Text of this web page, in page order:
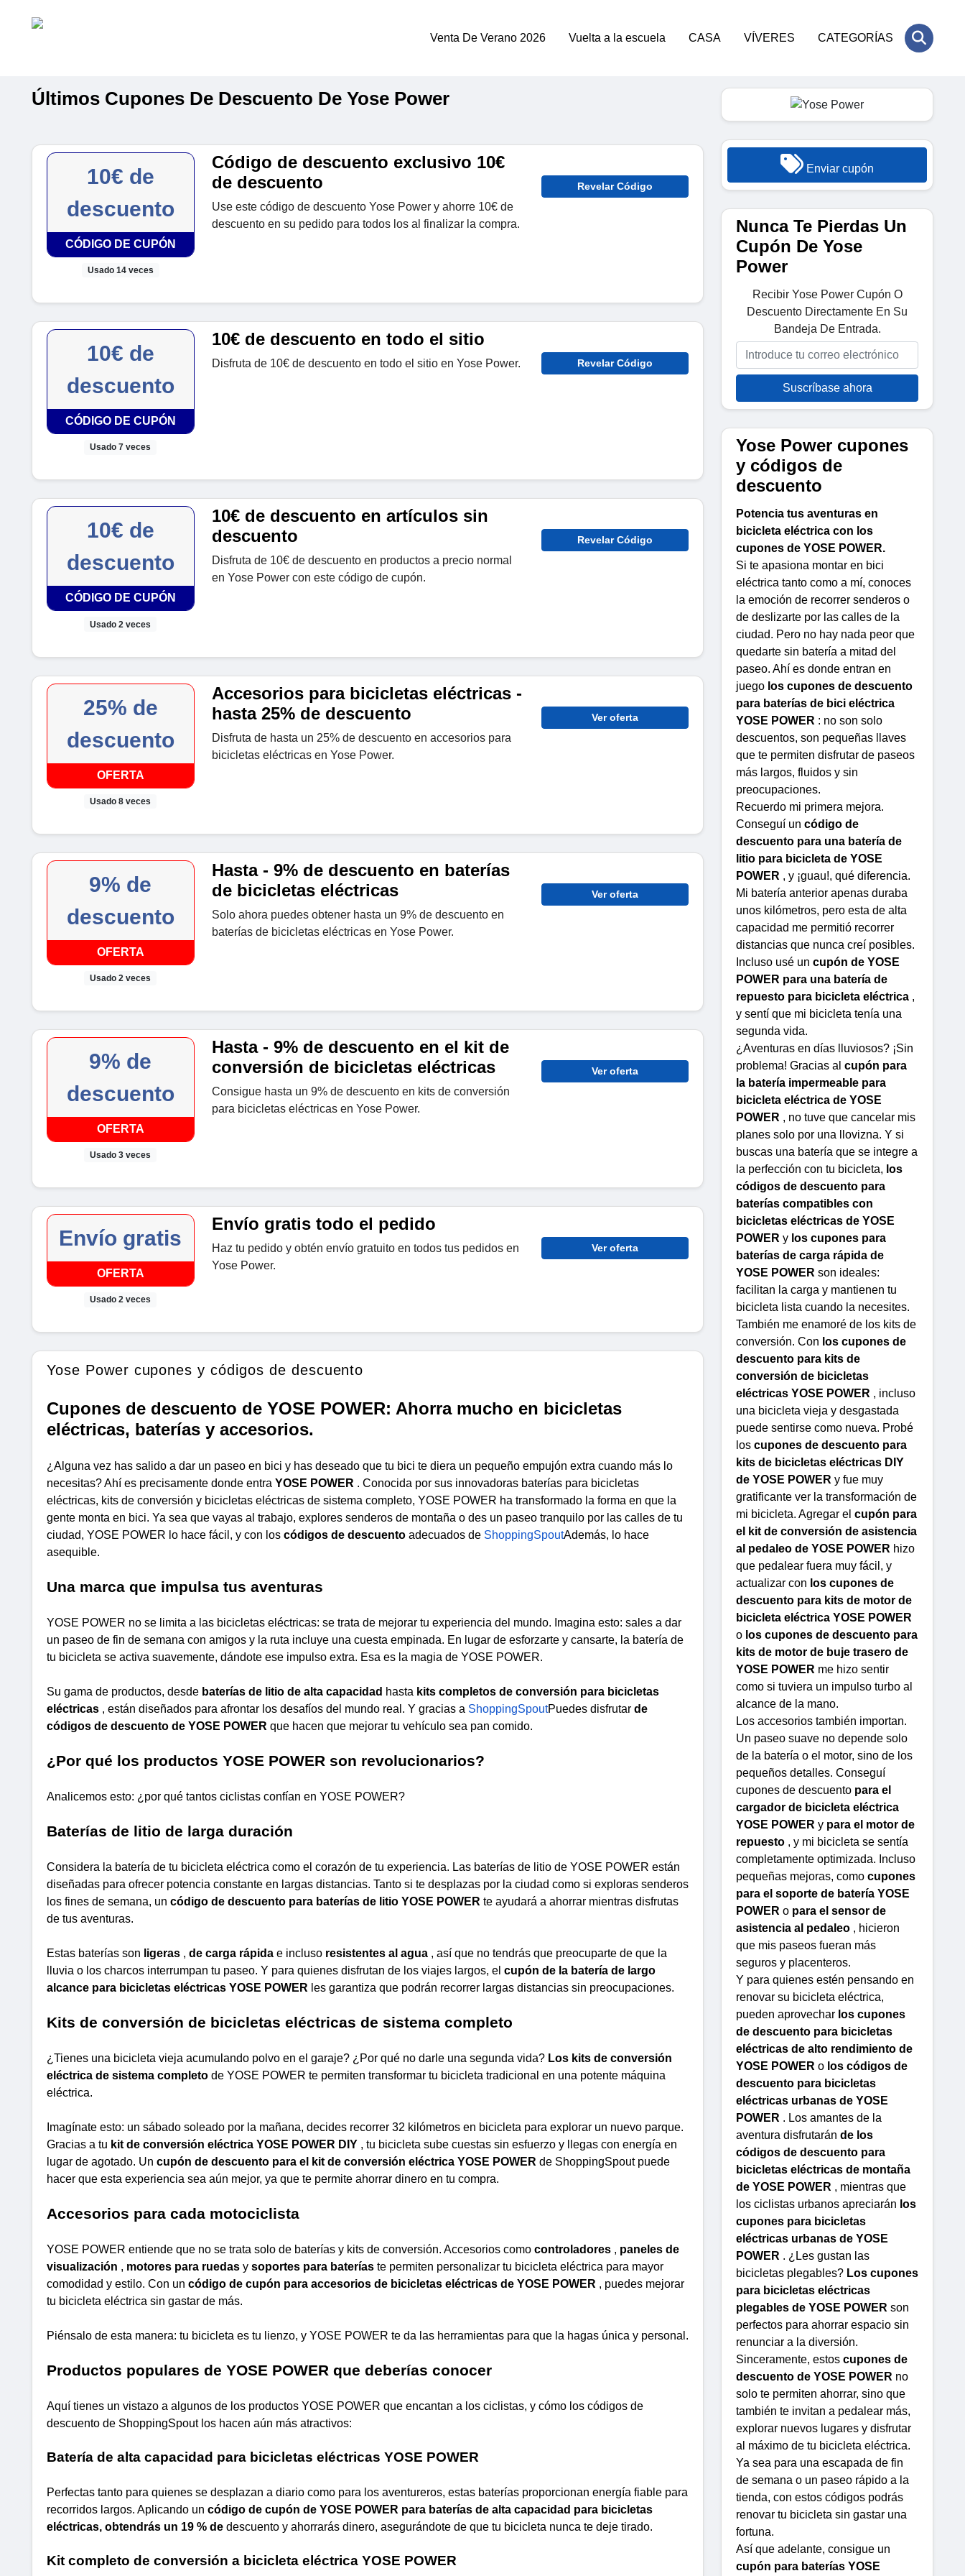
Venta De Verano 2026 Vuelta a la escuela CASA VÍVERES CATEGORÍAS
Últimos Cupones De Descuento De Yose Power
10€ de
descuento
CÓDIGO DE CUPÓN
Usado 14 veces
Código de descuento exclusivo 10€
de descuento
Use este código de descuento Yose Power y ahorre 10€ de
descuento en su pedido para todos los al finalizar la compra.
Revelar Código
10€ de
descuento
CÓDIGO DE CUPÓN
Usado 7 veces
10€ de descuento en todo el sitio
Disfruta de 10€ de descuento en todo el sitio en Yose Power. Revelar Código
10€ de
descuento
CÓDIGO DE CUPÓN
Usado 2 veces
10€ de descuento en artículos sin
descuento
Disfruta de 10€ de descuento en productos a precio normal
en Yose Power con este código de cupón.
Revelar Código
25% de
descuento
OFERTA
Usado 8 veces
Accesorios para bicicletas eléctricas -
hasta 25% de descuento
Disfruta de hasta un 25% de descuento en accesorios para
bicicletas eléctricas en Yose Power.
Ver oferta
9% de
descuento
OFERTA
Usado 2 veces
Hasta - 9% de descuento en baterías
de bicicletas eléctricas
Solo ahora puedes obtener hasta un 9% de descuento en
baterías de bicicletas eléctricas en Yose Power.
Ver oferta
9% de
descuento
OFERTA
Usado 3 veces
Hasta - 9% de descuento en el kit de
conversión de bicicletas eléctricas
Consigue hasta un 9% de descuento en kits de conversión
para bicicletas eléctricas en Yose Power.
Ver oferta
Envío gratis
OFERTA
Usado 2 veces
Envío gratis todo el pedido
Haz tu pedido y obtén envío gratuito en todos tus pedidos en
Yose Power.
Ver oferta
Yose Power cupones y códigos de descuento
Cupones de descuento de YOSE POWER: Ahorra mucho en bicicletas
eléctricas, baterías y accesorios.
¿Alguna vez has salido a dar un paseo en bici y has deseado que tu bici te diera un pequeño empujón extra cuando más lo
necesitas? Ahí es precisamente donde entra YOSE POWER . Conocida por sus innovadoras baterías para bicicletas
eléctricas, kits de conversión y bicicletas eléctricas de sistema completo, YOSE POWER ha transformado la forma en que la
gente monta en bici. Ya sea que vayas al trabajo, explores senderos de montaña o des un paseo tranquilo por las calles de tu
ciudad, YOSE POWER lo hace fácil, y con los códigos de descuento adecuados de ShoppingSpoutAdemás, lo hace
asequible.
Una marca que impulsa tus aventuras
YOSE POWER no se limita a las bicicletas eléctricas: se trata de mejorar tu experiencia del mundo. Imagina esto: sales a dar
un paseo de fin de semana con amigos y la ruta incluye una cuesta empinada. En lugar de esforzarte y cansarte, la batería de
tu bicicleta se activa suavemente, dándote ese impulso extra. Esa es la magia de YOSE POWER.
Su gama de productos, desde baterías de litio de alta capacidad hasta kits completos de conversión para bicicletas
eléctricas , están diseñados para afrontar los desafíos del mundo real. Y gracias a ShoppingSpoutPuedes disfrutar de
códigos de descuento de YOSE POWER que hacen que mejorar tu vehículo sea pan comido.
¿Por qué los productos YOSE POWER son revolucionarios?
Analicemos esto: ¿por qué tantos ciclistas confían en YOSE POWER?
Baterías de litio de larga duración
Considera la batería de tu bicicleta eléctrica como el corazón de tu experiencia. Las baterías de litio de YOSE POWER están
diseñadas para ofrecer potencia constante en largas distancias. Tanto si te desplazas por la ciudad como si exploras senderos
los fines de semana, un código de descuento para baterías de litio YOSE POWER te ayudará a ahorrar mientras disfrutas
de tus aventuras.
Estas baterías son ligeras , de carga rápida e incluso resistentes al agua , así que no tendrás que preocuparte de que la
lluvia o los charcos interrumpan tu paseo. Y para quienes disfrutan de los viajes largos, el cupón de la batería de largo
alcance para bicicletas eléctricas YOSE POWER les garantiza que podrán recorrer largas distancias sin preocupaciones.
Kits de conversión de bicicletas eléctricas de sistema completo
¿Tienes una bicicleta vieja acumulando polvo en el garaje? ¿Por qué no darle una segunda vida? Los kits de conversión
eléctrica de sistema completo de YOSE POWER te permiten transformar tu bicicleta tradicional en una potente máquina
eléctrica.
Imagínate esto: un sábado soleado por la mañana, decides recorrer 32 kilómetros en bicicleta para explorar un nuevo parque.
Gracias a tu kit de conversión eléctrica YOSE POWER DIY , tu bicicleta sube cuestas sin esfuerzo y llegas con energía en
lugar de agotado. Un cupón de descuento para el kit de conversión eléctrica YOSE POWER de ShoppingSpout puede
hacer que esta experiencia sea aún mejor, ya que te permite ahorrar dinero en tu compra.
Accesorios para cada motociclista
YOSE POWER entiende que no se trata solo de baterías y kits de conversión. Accesorios como controladores , paneles de
visualización , motores para ruedas y soportes para baterías te permiten personalizar tu bicicleta eléctrica para mayor
comodidad y estilo. Con un código de cupón para accesorios de bicicletas eléctricas de YOSE POWER , puedes mejorar
tu bicicleta eléctrica sin gastar de más.
Piénsalo de esta manera: tu bicicleta es tu lienzo, y YOSE POWER te da las herramientas para que la hagas única y personal.
Productos populares de YOSE POWER que deberías conocer
Aquí tienes un vistazo a algunos de los productos YOSE POWER que encantan a los ciclistas, y cómo los códigos de
descuento de ShoppingSpout los hacen aún más atractivos:
Batería de alta capacidad para bicicletas eléctricas YOSE POWER
Perfectas tanto para quienes se desplazan a diario como para los aventureros, estas baterías proporcionan energía fiable para
recorridos largos. Aplicando un código de cupón de YOSE POWER para baterías de alta capacidad para bicicletas
eléctricas, obtendrás un 19 % de descuento y ahorrarás dinero, asegurándote de que tu bicicleta nunca te deje tirado.
Kit completo de conversión a bicicleta eléctrica YOSE POWER
Enviar cupón
Nunca Te Pierdas Un
Cupón De Yose
Power
Recibir Yose Power Cupón O
Descuento Directamente En Su
Bandeja De Entrada.
Suscríbase ahora
Yose Power cupones
y códigos de
descuento
Potencia tus aventuras en
bicicleta eléctrica con los
cupones de YOSE POWER.
Si te apasiona montar en bici
eléctrica tanto como a mí, conoces
la emoción de recorrer senderos o
de deslizarte por las calles de la
ciudad. Pero no hay nada peor que
quedarte sin batería a mitad del
paseo. Ahí es donde entran en
juego los cupones de descuento
para baterías de bici eléctrica
YOSE POWER : no son solo
descuentos, son pequeñas llaves
que te permiten disfrutar de paseos
más largos, fluidos y sin
preocupaciones.
Recuerdo mi primera mejora.
Conseguí un código de
descuento para una batería de
litio para bicicleta de YOSE
POWER , y ¡guau!, qué diferencia.
Mi batería anterior apenas duraba
unos kilómetros, pero esta de alta
capacidad me permitió recorrer
distancias que nunca creí posibles.
Incluso usé un cupón de YOSE
POWER para una batería de
repuesto para bicicleta eléctrica ,
y sentí que mi bicicleta tenía una
segunda vida.
¿Aventuras en días lluviosos? ¡Sin
problema! Gracias al cupón para
la batería impermeable para
bicicleta eléctrica de YOSE
POWER , no tuve que cancelar mis
planes solo por una llovizna. Y si
buscas una batería que se integre a
la perfección con tu bicicleta, los
códigos de descuento para
baterías compatibles con
bicicletas eléctricas de YOSE
POWER y los cupones para
baterías de carga rápida de
YOSE POWER son ideales:
facilitan la carga y mantienen tu
bicicleta lista cuando la necesites.
También me enamoré de los kits de
conversión. Con los cupones de
descuento para kits de
conversión de bicicletas
eléctricas YOSE POWER , incluso
una bicicleta vieja y desgastada
puede sentirse como nueva. Probé
los cupones de descuento para
kits de bicicletas eléctricas DIY
de YOSE POWER y fue muy
gratificante ver la transformación de
mi bicicleta. Agregar el cupón para
el kit de conversión de asistencia
al pedaleo de YOSE POWER hizo
que pedalear fuera muy fácil, y
actualizar con los cupones de
descuento para kits de motor de
bicicleta eléctrica YOSE POWER
o los cupones de descuento para
kits de motor de buje trasero de
YOSE POWER me hizo sentir
como si tuviera un impulso turbo al
alcance de la mano.
Los accesorios también importan.
Un paseo suave no depende solo
de la batería o el motor, sino de los
pequeños detalles. Conseguí
cupones de descuento para el
cargador de bicicleta eléctrica
YOSE POWER y para el motor de
repuesto , y mi bicicleta se sentía
completamente optimizada. Incluso
pequeñas mejoras, como cupones
para el soporte de batería YOSE
POWER o para el sensor de
asistencia al pedaleo , hicieron
que mis paseos fueran más
seguros y placenteros.
Y para quienes estén pensando en
renovar su bicicleta eléctrica,
pueden aprovechar los cupones
de descuento para bicicletas
eléctricas de alto rendimiento de
YOSE POWER o los códigos de
descuento para bicicletas
eléctricas urbanas de YOSE
POWER . Los amantes de la
aventura disfrutarán de los
códigos de descuento para
bicicletas eléctricas de montaña
de YOSE POWER , mientras que
los ciclistas urbanos apreciarán los
cupones para bicicletas
eléctricas urbanas de YOSE
POWER . ¿Les gustan las
bicicletas plegables? Los cupones
para bicicletas eléctricas
plegables de YOSE POWER son
perfectos para ahorrar espacio sin
renunciar a la diversión.
Sinceramente, estos cupones de
descuento de YOSE POWER no
solo te permiten ahorrar, sino que
también te invitan a pedalear más,
explorar nuevos lugares y disfrutar
al máximo de tu bicicleta eléctrica.
Ya sea para una escapada de fin
de semana o un paseo rápido a la
tienda, con estos códigos podrás
renovar tu bicicleta sin gastar una
fortuna.
Así que adelante, consigue un
cupón para baterías YOSE